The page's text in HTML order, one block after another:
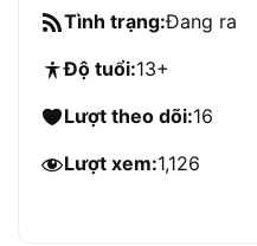
Tình trạng:Đang ra
Độ tuổi:13+
Lượt theo dõi:16
Lượt xem:1,126